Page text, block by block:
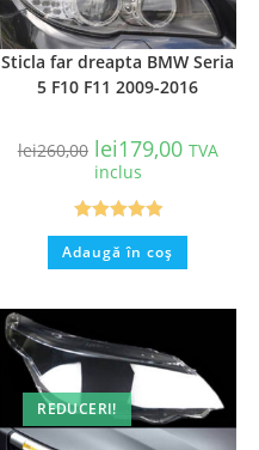
Sticla far dreapta BMW Seria
5 F10 F11 2009-2016
lei260,00 lei179,00 TVA
inclus
Evaluat la
5.00din 5
Adaugă în coș
REDUCERI!